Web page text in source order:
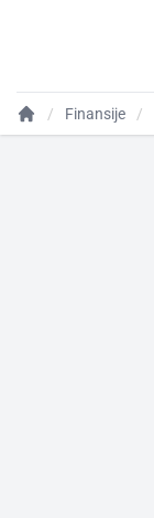
Finansije